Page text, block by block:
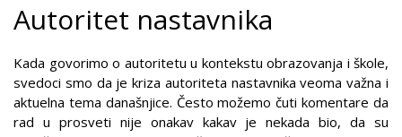
Autoritet nastavnika
Kada govorimo o autoritetu u kontekstu obrazovanja i škole,
svedoci smo da je kriza autoriteta nastavnika veoma važna i
aktuelna tema današnjice. Često možemo čuti komentare da
rad u prosveti nije onakav kakav je nekada bio, da su